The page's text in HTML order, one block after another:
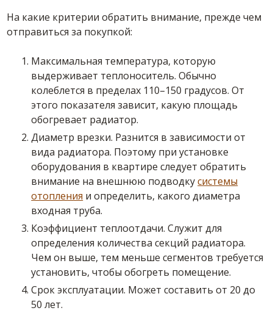
На какие критерии обратить внимание, прежде чем
отправиться за покупкой:
Максимальная температура, которую
выдерживает теплоноситель. Обычно
колеблется в пределах 110–150 градусов. От
этого показателя зависит, какую площадь
обогревает радиатор.
Диаметр врезки. Разнится в зависимости от
вида радиатора. Поэтому при установке
оборудования в квартире следует обратить
внимание на внешнюю подводкусистемы
отопления и определить, какого диаметра
входная труба.
Коэффициент теплоотдачи. Служит для
определения количества секций радиатора.
Чем он выше, тем меньше сегментов требуется
установить, чтобы обогреть помещение.
Срок эксплуатации. Может составить от 20 до
50 лет.